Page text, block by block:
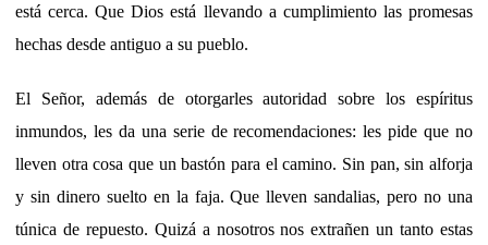
está cerca. Que Dios está llevando a cumplimiento las promesas
hechas desde antiguo a su pueblo.
El Señor, además de otorgarles autoridad sobre los espíritus
inmundos, les da una serie de recomendaciones: les pide que no
lleven otra cosa que un bastón para el camino. Sin pan, sin alforja
y sin dinero suelto en la faja. Que lleven sandalias, pero no una
túnica de repuesto. Quizá a nosotros nos extrañen un tanto estas